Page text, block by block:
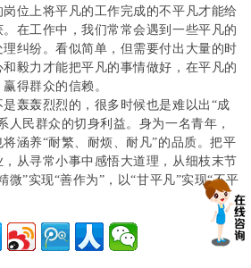
位上将平凡的工作完成的不平凡才能给
在工作中，我们常常会遇到一些平凡的
纠纷。看似简单，但需要付出大量的时
毅力才能把平凡的事情做好，在平凡的
得群众的信赖。
轰轰烈烈的，很多时候也是难以出 “成
人民群众的切身利益。身为一名青年，
涵养“耐繁、耐烦、耐凡”的品质。把平
从寻常小事中感悟大道理，从细枝末节
微”实现“善作为”，以“甘平凡”实现“不平